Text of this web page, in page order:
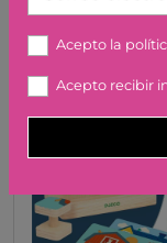
Acepto la
Acepto recibir